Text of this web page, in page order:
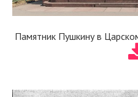
Памятник Пушкину в